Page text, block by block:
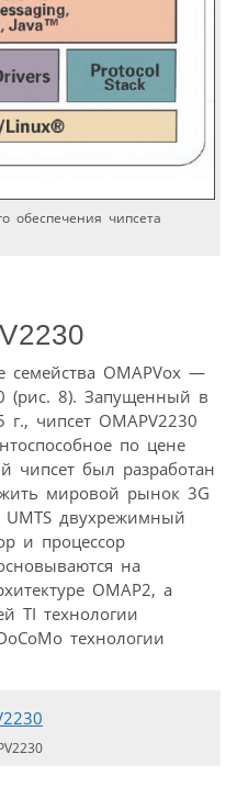
обеспечения чипсета
семейства OMAPVox —
(рис. 8). Запущенный в
чипсет OMAPV2230
по цене
чипсет был разработан
мировой рынок 3G
UMTS двухрежимный
и процессор
на
OMAP2, а
TI технологии
технологии